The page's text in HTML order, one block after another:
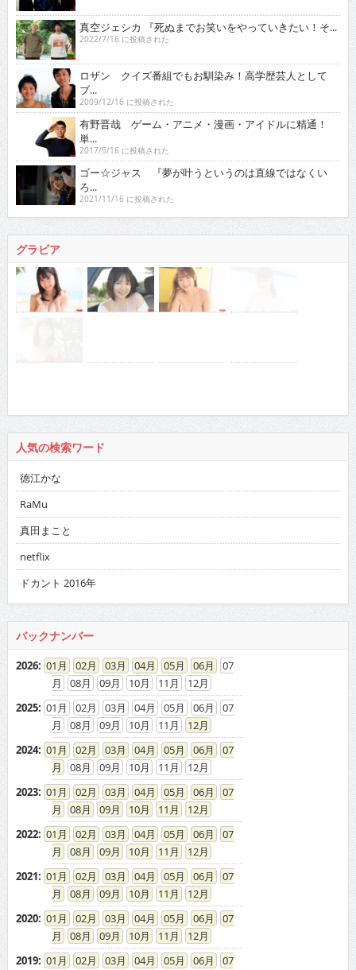
真空ジェシカ 『死ぬまでお笑いをやっていきたい！そ...
2022/7/16 に投稿された
ロザン クイズ番組でもお馴染み！高学歴芸人として
ブ...
2009/12/16 に投稿された
有野晋哉 ゲーム・アニメ・漫画・アイドルに精通！
単...
2017/5/16 に投稿された
ゴー☆ジャス 『夢が叶うというのは直線ではなくい
ろ...
2021/11/16 に投稿された
グラビア
人気の検索ワード
徳江かな
RaMu
真田まこと
netflix
ドカント 2016年
バックナンバー
2026: 01 02 03 04 05 06
07
08
09 10 11
12
2025: 01 02 03 04 05 06
07
08
09 10 11
12
2024: 01 02 03 04 05 06
07
08
09 10 11
12
2023: 01 02 03 04 05 06
07
08
09 10 11
12
2022: 01 02 03 04 05 06
07
08
09 10 11
12
2021: 01 02 03 04 05 06
07
08
09 10 11
12
2020: 01 02 03 04 05 06
07
08
09 10 11
12
2019: 01 02 03 04 05 06
07